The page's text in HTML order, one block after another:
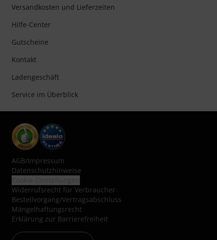
Versandkosten und Lieferzeiten
Hilfe-Center
Gutscheine
Kontakt
Ladengeschäft
Service im Überblick
AGB/Impressum
Datenschutzhinweise
Widerrufsrecht für Verbraucher
Bestellvorgang/Vertragsabschluss
Mängelhaftungsrecht
Erklärung zur Barrierefreiheit